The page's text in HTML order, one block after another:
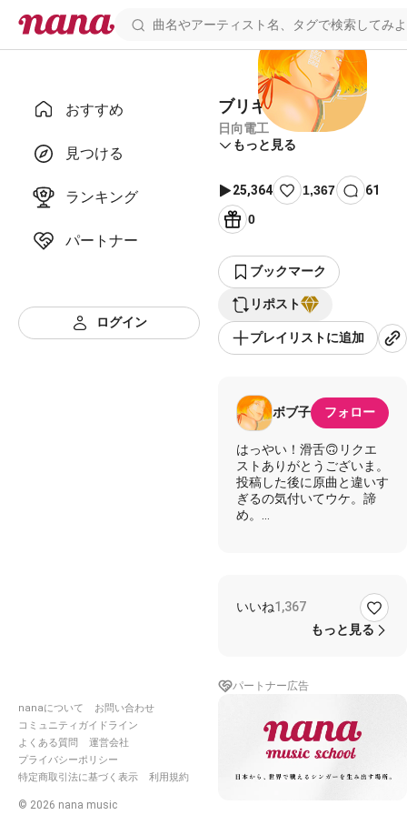
おすすめ
見つける
ランキング
パートナー
ログイン
nanaについて
お問い合わせ
コミュニティガイドライン
よくある質問
運営会社
プライバシーポリシー
特定商取引法に基づく表示
利用規約
© 2026 nana music
ブリキノダンス
日向電工
もっと見る
25,364 1,367
61
0
ブックマーク
リポスト
プレイリストに追加
ボブ子 フォロー
はっやい！滑舌🙃リクエ
ストありがとうございま。
投稿した後に原曲と違いす
ぎるの気付いてウケ。諦
め。
いいね1,367
もっと見る
パートナー広告